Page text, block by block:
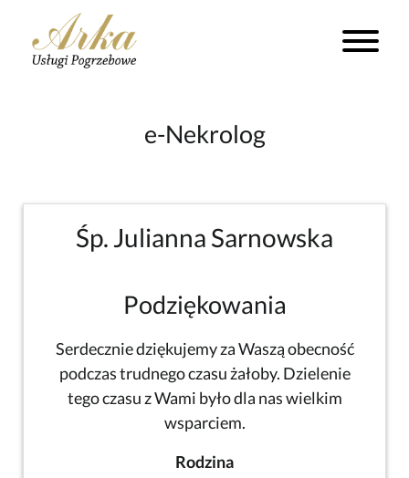
e-Nekrolog
Śp. Julianna Sarnowska
Podziękowania
Serdecznie dziękujemy za Waszą obecność
podczas trudnego czasu żałoby. Dzielenie
tego czasu z Wami było dla nas wielkim
wsparciem.
Rodzina